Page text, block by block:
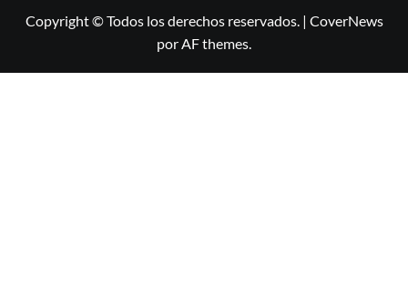
Copyright © Todos los derechos reservados. | CoverNews
por AF themes.